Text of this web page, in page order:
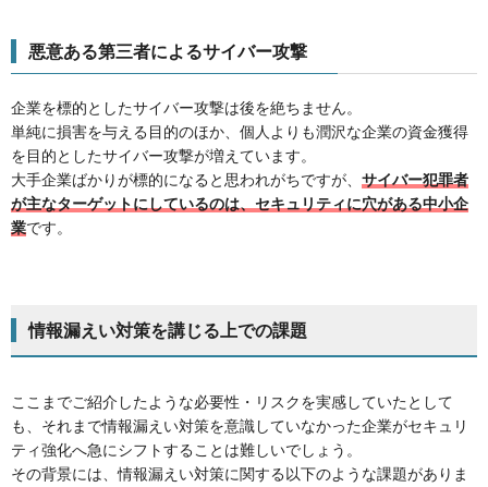
悪意ある第三者によるサイバー攻撃
企業を標的としたサイバー攻撃は後を絶ちません。
単純に損害を与える目的のほか、個人よりも潤沢な企業の資金獲得
を目的としたサイバー攻撃が増えています。
大手企業ばかりが標的になると思われがちですが、 サイバー犯罪者
が主なターゲットにしているのは、セキュリティに穴がある中小企
業です。
情報漏えい対策を講じる上での課題
ここまでご紹介したような必要性・リスクを実感していたとして
も、それまで情報漏えい対策を意識していなかった企業がセキュリ
ティ強化へ急にシフトすることは難しいでしょう。
その背景には、情報漏えい対策に関する以下のような課題がありま